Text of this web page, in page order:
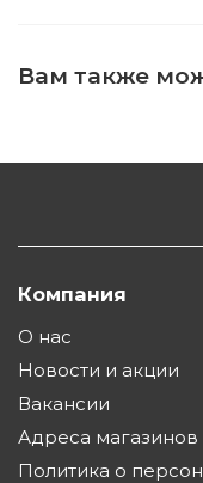
Вам также
Компания
О нас
Новости и акции
Вакансии
Адреса магазинов
Политика о